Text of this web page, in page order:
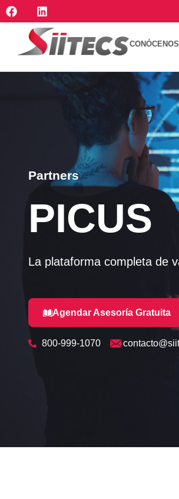
CONÓCENOS
Partners
PICUS
La plataforma completa de
Agendar Asesoría Gratuita
800-999-1070